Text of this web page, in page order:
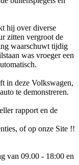
hij over diverse
zitten vergroot de
waarschuwt tijdig
was vroeger een
in deze Volkswagen,
te demonstreren.
rapport en de
of op onze Site !!
van 09.00 - 18:00 en